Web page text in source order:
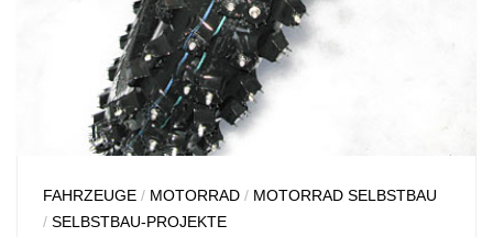
FAHRZEUGE / MOTORRAD / MOTORRAD SELBSTBAU
/ SELBSTBAU-PROJEKTE